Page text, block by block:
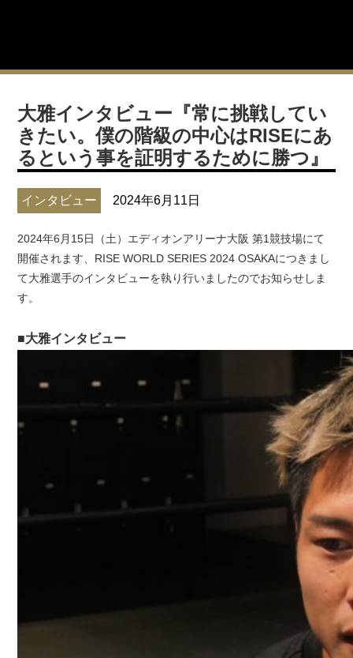
大雅インタビュー『常に挑戦してい
きたい。僕の階級の中心はRISEにあ
るという事を証明するために勝つ』
インタビュー 2024年6月11日
2024年6月15日（土）エディオンアリーナ大阪 第1競技場にて
開催されます、RISE WORLD SERIES 2024 OSAKAにつきまし
て大雅選手のインタビューを執り行いましたのでお知らせしま
す。
■大雅インタビュー